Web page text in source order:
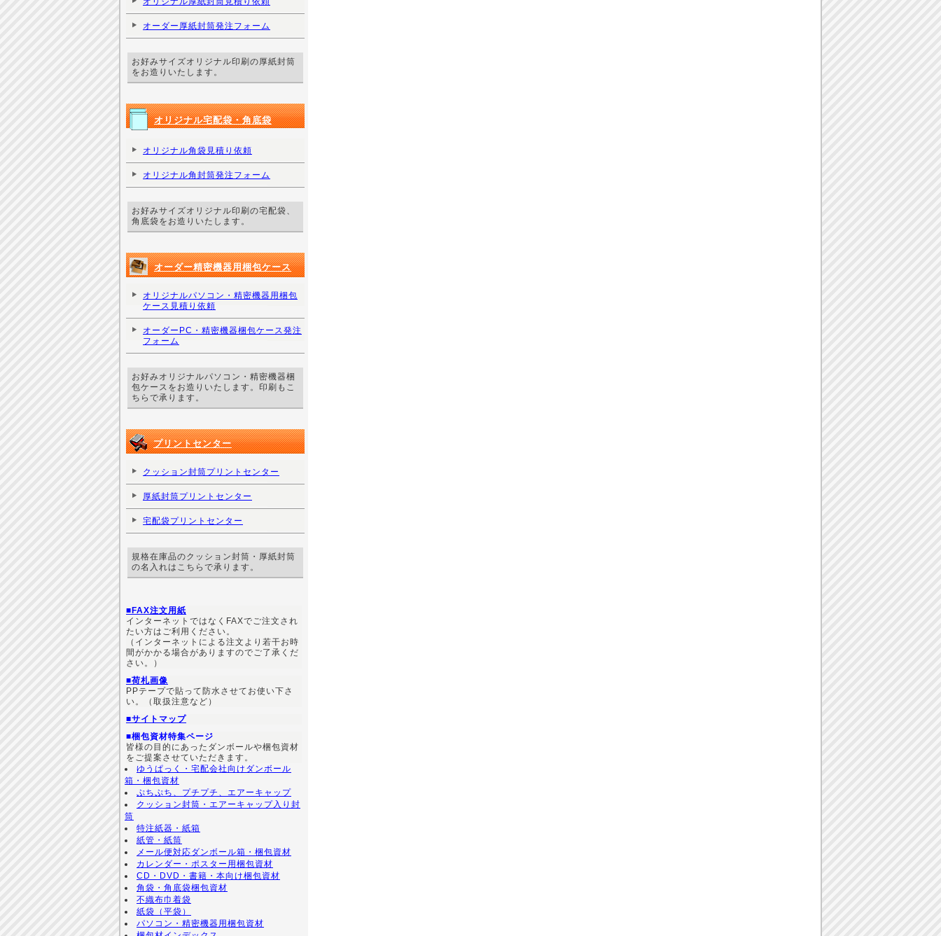
オーダー厚紙封筒発注フォーム
お好みサイズオリジナル印刷の厚紙封筒
をお造りいたします。
オリジナル宅配袋・角底袋
オリジナル角袋見積り依頼
オリジナル角封筒発注フォーム
お好みサイズオリジナル印刷の宅配袋、
角底袋をお造りいたします。
オーダー精密機器用梱包ケース
オリジナルパソコン・精密機器用梱包
ケース見積り依頼
オーダーPC・精密機器梱包ケース発注
フォーム
お好みオリジナルパソコン・精密機器梱
包ケースをお造りいたします。印刷もこ
ちらで承ります。
プリントセンター
クッション封筒プリントセンター
厚紙封筒プリントセンター
宅配袋プリントセンター
規格在庫品のクッション封筒・厚紙封筒
の名入れはこちらで承ります。
■FAX注文用紙
インターネットではなくFAXでご注文され
たい方はご利用ください。
（インターネットによる注文より若干お時
間がかかる場合がありますのでご了承くだ
さい。）
■荷札画像
PPテープで貼って防水させてお使い下さ
い。（取扱注意など）
■サイトマップ
■梱包資材特集ページ
皆様の目的にあったダンボールや梱包資材
をご提案させていただきます。
ゆうぱっく・宅配会社向けダンボール
箱・梱包資材
ぷちぷち、プチプチ、エアーキャップ
クッション封筒・エアーキャップ入り封
筒
特注紙器・紙箱
紙管・紙筒
メール便対応ダンボール箱・梱包資材
カレンダー・ポスター用梱包資材
CD・DVD・書籍・本向け梱包資材
角袋・角底袋梱包資材
不織布巾着袋
紙袋（平袋）
パソコン・精密機器用梱包資材